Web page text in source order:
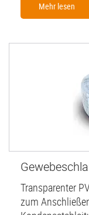
Mehr lesen
Transparenter
zum